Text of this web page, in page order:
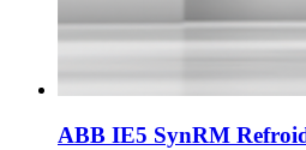
ABB IE5 SynRM